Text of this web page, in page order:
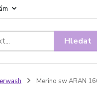
Hledat
Merino sw ARAN